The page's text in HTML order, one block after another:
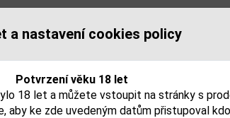
a nastavení cookies policy
Potvrzení věku 18 let
18 let a můžete vstoupit na stránky s
aby ke zde uvedeným datům přistupoval